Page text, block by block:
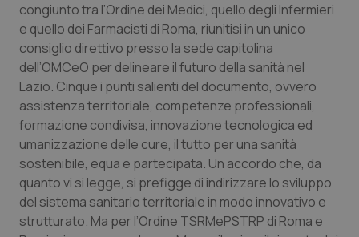
Calabria
Campania
Emilia-Romagna
Friuli Venezia Giulia
Lazio
Liguria
Asma & BPCO
Car-T
Colesterolo & coronaropatie
Dermatite Atopica
Diabete & glucometri
Disturbi dell’umore
congiunto tra l’Ordine dei Medici, quello degli Infermieri
e quello dei Farmacisti di Roma, riunitisi in un unico
consiglio direttivo presso la sede capitolina
dell’OMCeO per delineare il futuro della sanità nel
Lazio. Cinque i punti salienti del documento, ovvero
assistenza territoriale, competenze professionali,
formazione condivisa, innovazione tecnologica ed
umanizzazione delle cure, il tutto per una sanità
sostenibile, equa e partecipata. Un accordo che, da
quanto vi si legge, si prefigge di indirizzare lo sviluppo
del sistema sanitario territoriale in modo innovativo e
strutturato. Ma per l’Ordine TSRMePSTRP di Roma e